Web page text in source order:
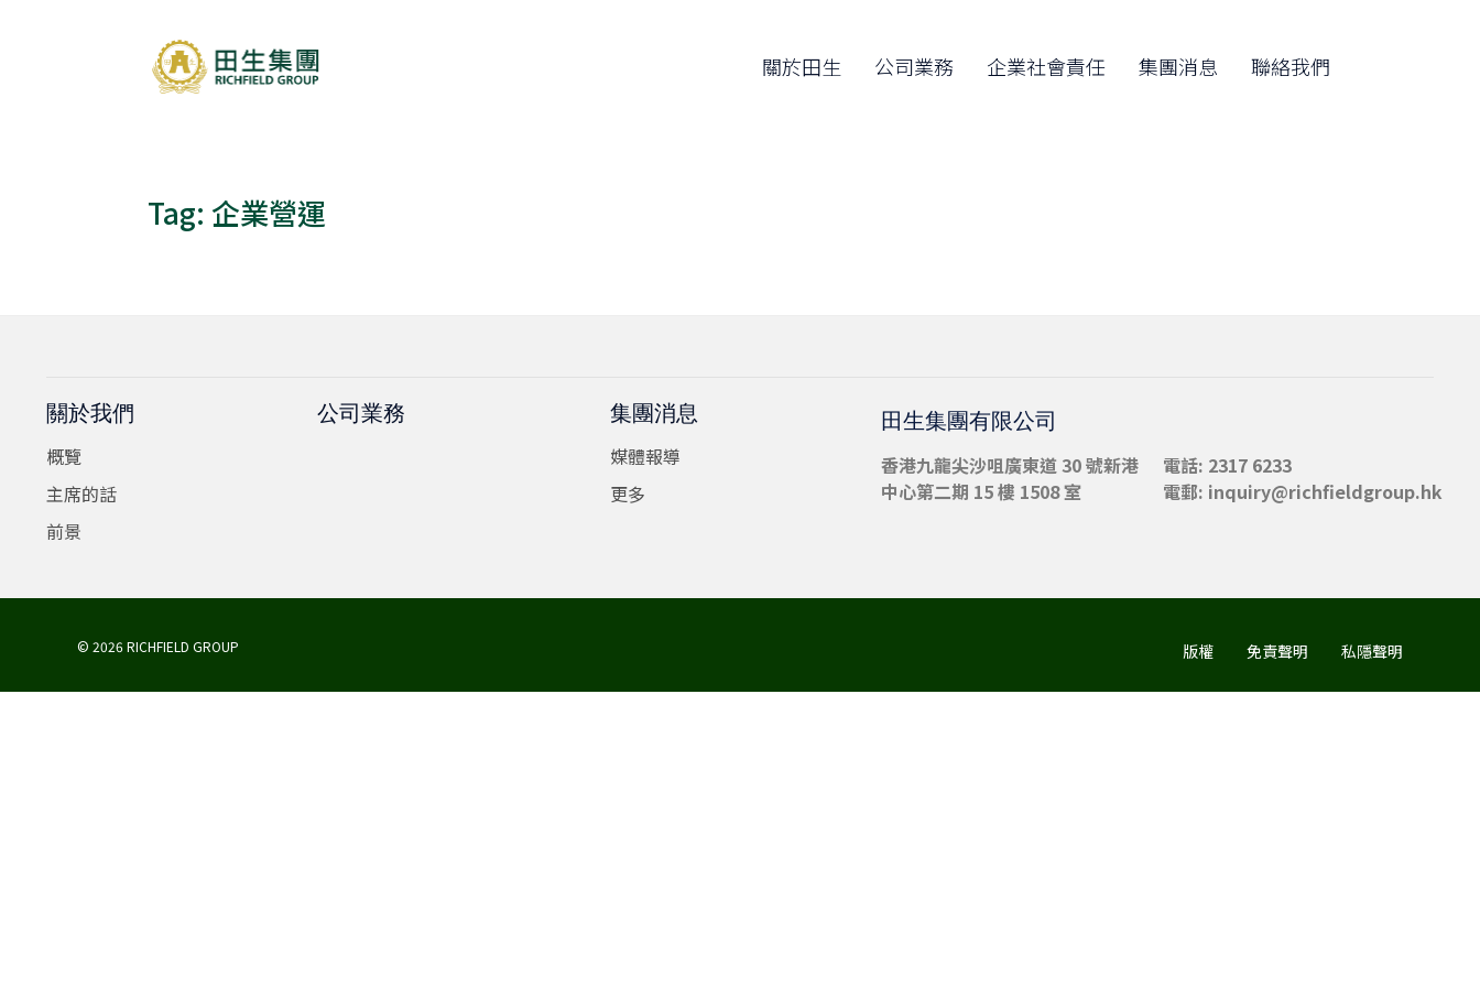
關於田生 公司業務 企業社會責任 集團消息 聯絡我們
Tag: 企業營運
關於我們
概覽
主席的話
前景
公司業務
集團消息
媒體報導
更多
田生集團有限公司
香港九龍尖沙咀廣東道 30 號新港
中心第二期 15 樓 1508 室
電話: 2317 6233
電郵: inquiry@richfieldgroup.hk
© 2026 RICHFIELD GROUP 版權 免責聲明 私隱聲明